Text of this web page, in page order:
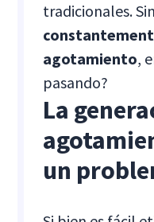
tradicionales.
agotamiento,
pasando?
La
un